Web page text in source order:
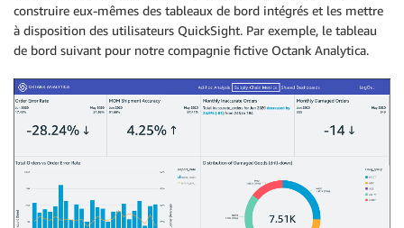
construire eux-mêmes des tableaux de bord intégrés et les mettre
à disposition des utilisateurs QuickSight. Par exemple, le tableau
de bord suivant pour notre compagnie fictive Octank Analytica.